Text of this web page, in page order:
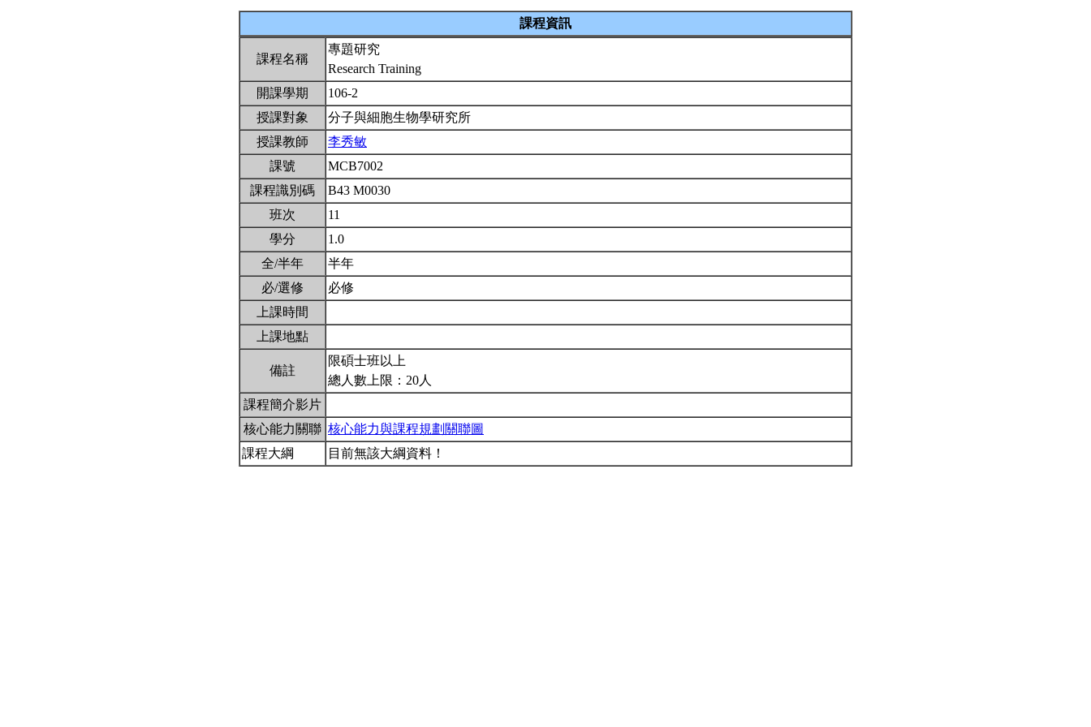
課程資訊
課程名稱
專題研究
Research Training
開課學期
106-2
授課對象
分子與細胞生物學研究所
授課教師
李秀敏
課號
MCB7002
課程識別碼
B43 M0030
班次
11
學分
1.0
全/半年
半年
必/選修
必修
上課時間
上課地點
備註
限碩士班以上
總人數上限：20人
課程簡介影片
核心能力關聯 核心能力與課程規劃關聯圖
課程大綱
目前無該大綱資料！